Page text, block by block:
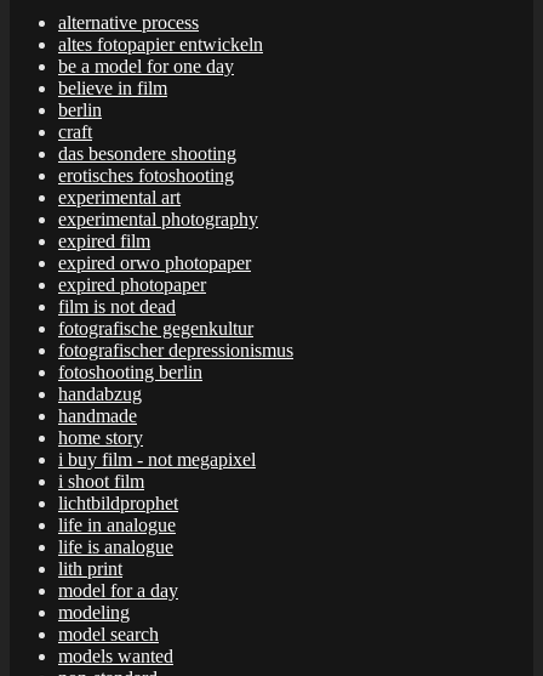
alternative process
altes fotopapier entwickeln
be a model for one day
believe in film
berlin
craft
das besondere shooting
erotisches fotoshooting
experimental art
experimental photography
expired film
expired orwo photopaper
expired photopaper
film is not dead
fotografische gegenkultur
fotografischer depressionismus
fotoshooting berlin
handabzug
handmade
home story
i buy film - not megapixel
i shoot film
lichtbildprophet
life in analogue
life is analogue
lith print
model for a day
modeling
model search
models wanted